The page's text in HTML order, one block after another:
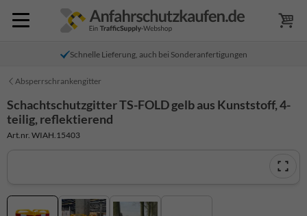
Schnelle Lieferung, auch bei Sonderanfertigungen
Absperrschrankengitter
Schachtschutzgitter TS-FOLD gelb aus Kunststoff, 4-
teilig, reflektierend
Art.nr. WIAH.15403